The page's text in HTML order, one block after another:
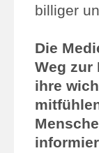
billiger
Die
Weg zur
ihre